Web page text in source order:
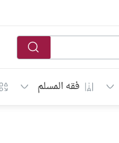
فقه المسلم